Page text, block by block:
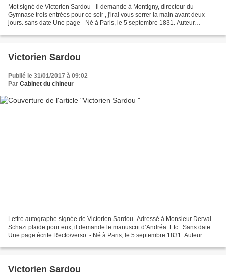
Mot signé de Victorien Sardou - Il demande à Montigny, directeur du
Gymnase trois entrées pour ce soir , j'irai vous serrer la main avant deux
jours. sans date Une page - Né à Paris, le 5 septembre 1831. Auteur
Victorien Sardou
Publié le 31/01/2017 à 09:02
Par Cabinet du chineur
Lettre autographe signée de Victorien Sardou -Adressé à Monsieur Derval -
Schazi plaide pour eux, il demande le manuscrit d’Andréa. Etc.. Sans date
Une page écrite Recto/verso. - Né à Paris, le 5 septembre 1831. Auteur
Victorien Sardou